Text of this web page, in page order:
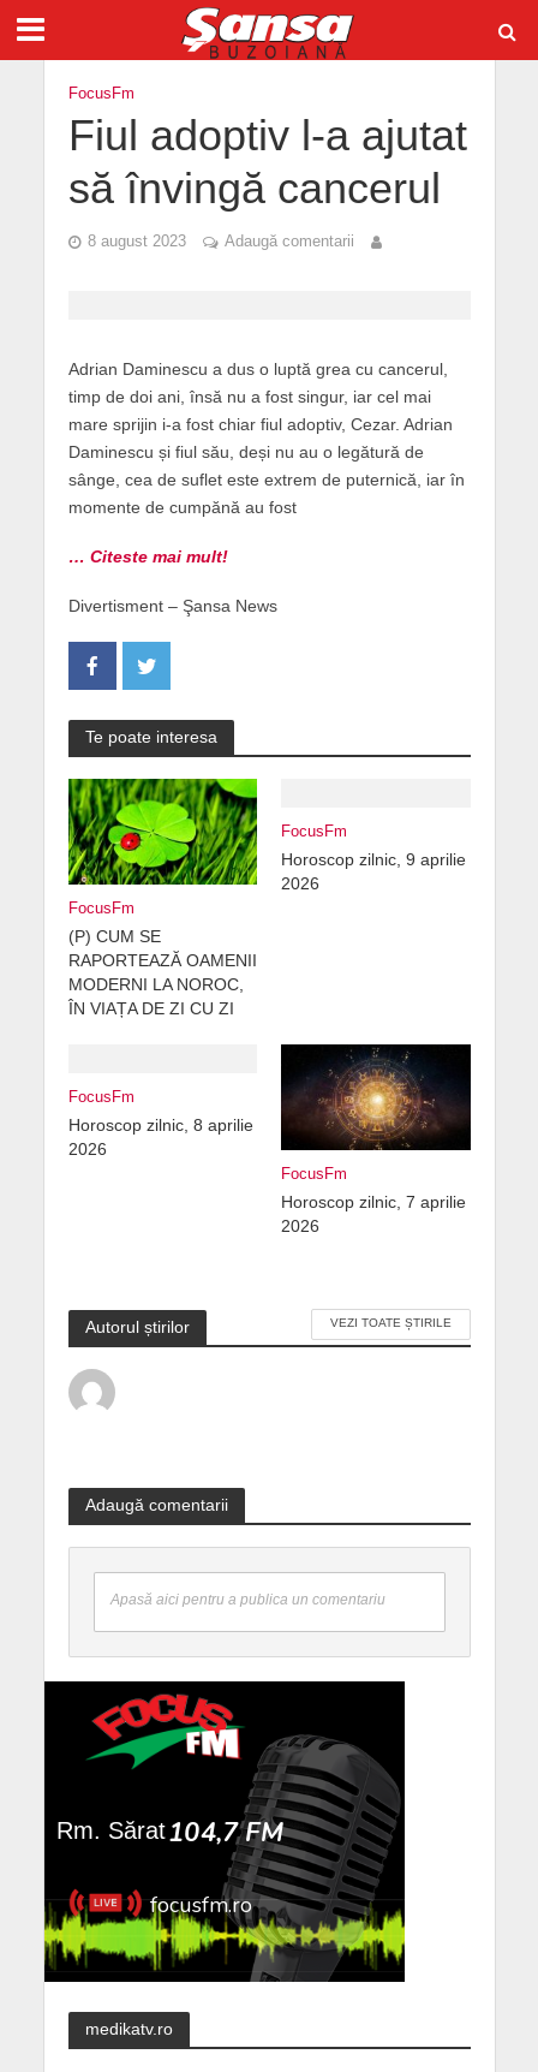
FocusFm
Fiul adoptiv l-a ajutat
să învingă cancerul
8 august 2023 Adaugă comentarii
Adrian Daminescu a dus o luptă grea cu cancerul,
timp de doi ani, însă nu a fost singur, iar cel mai
mare sprijin i-a fost chiar fiul adoptiv, Cezar. Adrian
Daminescu și fiul său, deși nu au o legătură de
sânge, cea de suflet este extrem de puternică, iar în
momente de cumpănă au fost
… Citeste mai mult!
Divertisment – Şansa News
Te poate interesa
FocusFm
(P) CUM SE
RAPORTEAZĂ OAMENII
MODERNI LA NOROC,
ÎN VIAȚA DE ZI CU ZI
FocusFm
Horoscop zilnic, 9 aprilie
2026
FocusFm
Horoscop zilnic, 8 aprilie
2026
FocusFm
Horoscop zilnic, 7 aprilie
2026
Autorul știrilor VEZI TOATE ȘTIRILE
Adaugă comentarii
Apasă aici pentru a publica un comentariu
medikatv.ro